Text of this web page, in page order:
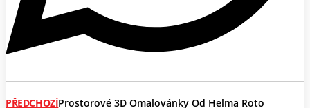
PŘEDCHOZÍProstorové 3D Omalovánky Od Helma Roto